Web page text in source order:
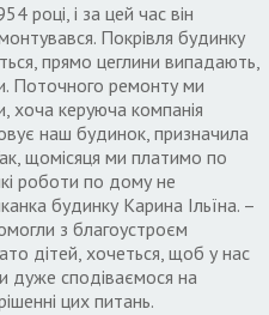
році, і за цей час він
Покрівля будинку
прямо цеглини випадають,
Поточного ремонту ми
хоча керуюча компанія
наш будинок, призначила
щомісяця ми платимо по
роботи по дому не
будинку Карина Ільїна. –
з благоустроєм
дітей, хочеться, щоб у нас
дуже сподіваємося на
цих питань.